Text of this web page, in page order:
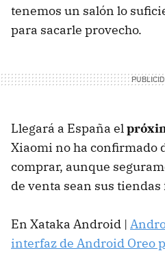
tenemos un salón lo
para sacarle provecho.
Llegará a España el
Xiaomi no ha confirmado
comprar, aunque
de venta sean sus tiendas
En Xataka Android |
interfaz de Android Oreo